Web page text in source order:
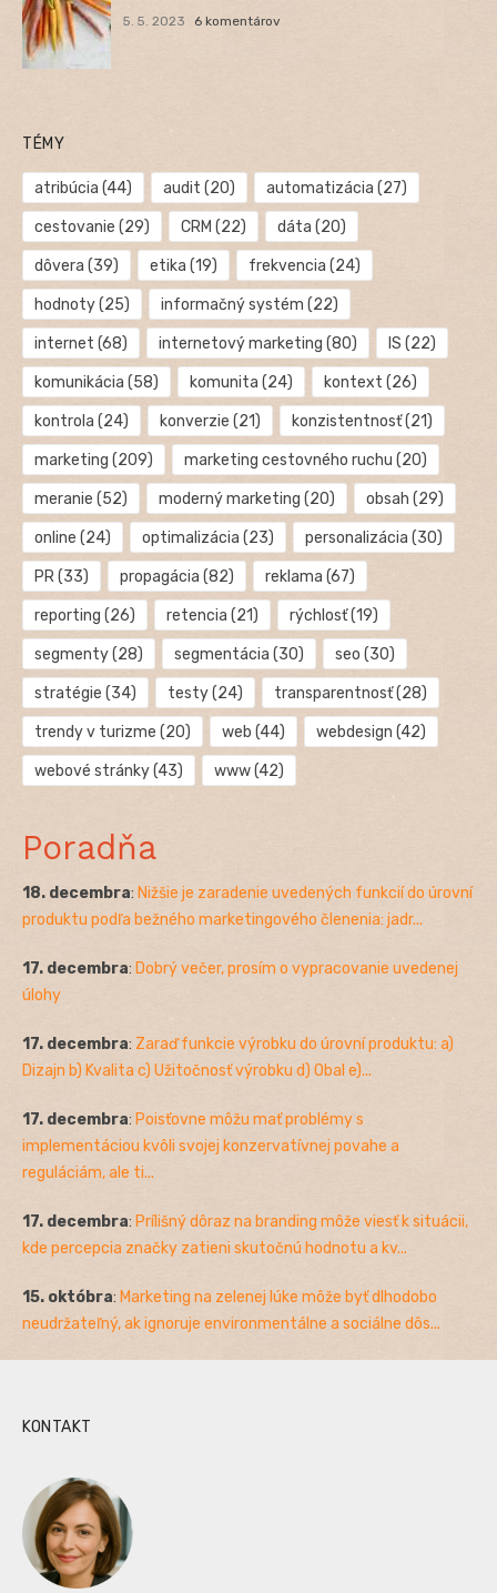
5. 5. 2023 6 komentárov
TÉMY
atribúcia (44) audit (20) automatizácia (27)
cestovanie (29) CRM (22) dáta (20)
dôvera (39) etika (19) frekvencia (24)
hodnoty(25) informačný systém (22)
internet (68) internetový marketing (80) IS (22)
komunikácia (58) komunita (24) kontext (26)
kontrola (24) konverzie (21) konzistentnosť(21)
marketing (209) marketing cestovného ruchu (20)
meranie (52) moderný marketing (20) obsah (29)
online (24) optimalizácia (23) personalizácia (30)
PR(33) propagácia (82) reklama (67)
reporting (26) retencia (21) rýchlosť(19)
segmenty(28) segmentácia (30) seo (30)
stratégie (34) testy(24) transparentnosť(28)
trendy v turizme (20) web (44) webdesign (42)
webové stránky(43) www(42)
Poradňa
18. decembra: Nižšie je zaradenie uvedených funkcií do úrovní
produktu podľa bežného marketingového členenia: jadr...
17. decembra: Dobrý večer, prosím o vypracovanie uvedenej
úlohy
17. decembra: Zaraď funkcie výrobku do úrovní produktu: a)
Dizajn b) Kvalita c) Užitočnosť výrobku d) Obal e)...
17. decembra: Poisťovne môžu mať problémy s
implementáciou kvôli svojej konzervatívnej povahe a
reguláciám, ale ti...
17. decembra: Prílišný dôraz na branding môže viesť k situácii,
kde percepcia značky zatieni skutočnú hodnotu a kv...
15. októbra: Marketing na zelenej lúke môže byť dlhodobo
neudržateľný, ak ignoruje environmentálne a sociálne dôs...
KONTAKT